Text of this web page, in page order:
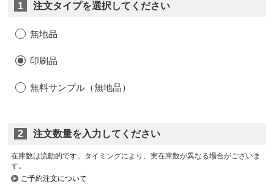
1 注文タイプを選択してください
無地品
印刷品
無料サンプル（無地品）
2 注文数量を入力してください
在庫数は流動的です。タイミングにより、実在庫数が異なる場合がございま
す。
ご予約注文について